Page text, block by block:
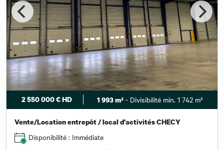
2 550 000 € HD 1 993 m² - Divisibilité min. 1 742 m²
Vente/Location entrepôt / local d'activités CHECY
Disponibilité : Immédiate